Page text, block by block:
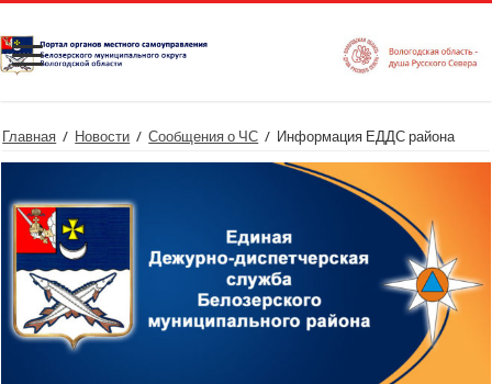
Главная / Новости / Сообщения о ЧС / Информация ЕДДС района